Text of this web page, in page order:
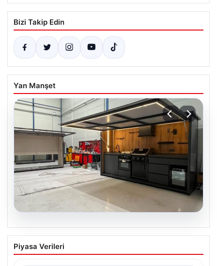
Bizi Takip Edin
Yan Manşet
Açık Hava Mekanlarında Estetik ve
bahçe mutfağı Çözümleri
Piyasa Verileri